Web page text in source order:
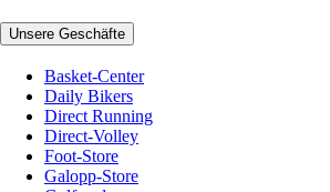
Unsere Geschäfte
Basket-Center
Daily Bikers
Direct Running
Direct-Volley
Foot-Store
Galopp-Store